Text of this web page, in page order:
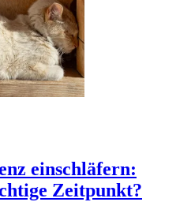
einschläfern:
Zeitpunkt?